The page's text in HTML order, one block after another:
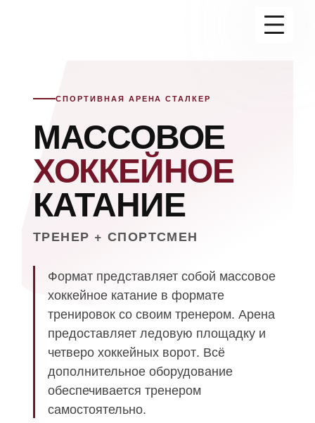
Залы
Информация
Новости
СПОРТИВНАЯ АРЕНА СТАЛКЕР
МАССОВОЕ
ХОККЕЙНОЕ
КАТАНИЕ
ТРЕНЕР + СПОРТСМЕН
Формат представляет собой массовое
хоккейное катание в формате
тренировок со своим тренером. Арена
предоставляет ледовую площадку и
четверо хоккейных ворот. Всё
дополнительное оборудование
обеспечивается тренером
самостоятельно.